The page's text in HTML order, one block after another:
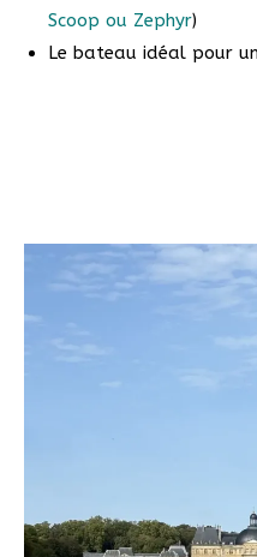
Scoop ou Zephyr)
Le bateau idéal pour